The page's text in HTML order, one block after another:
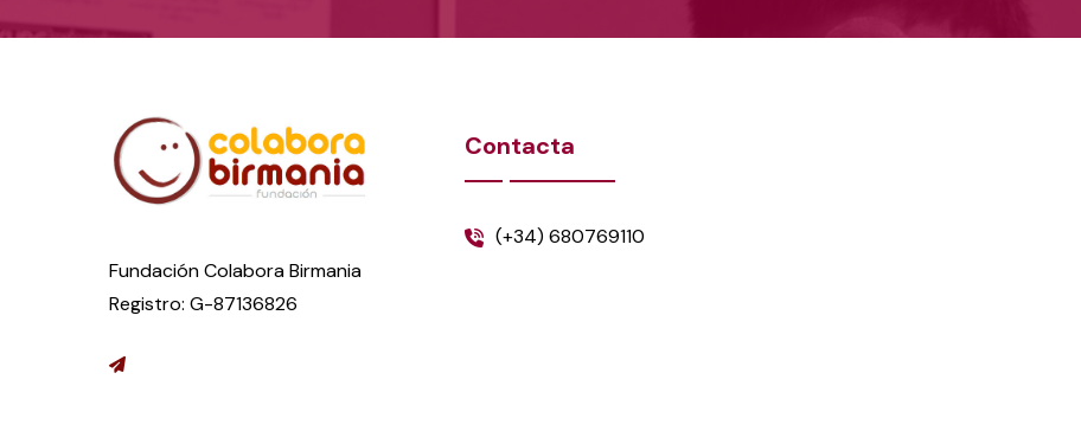
Fundación Colabora Birmania
Registro: G-87136826
Contacta
(+34) 680769110